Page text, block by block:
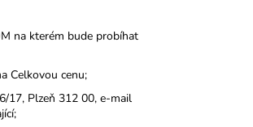
na kterém bude probíhat
Celkovou cenu;
17, Plzeň 312 00, e-mail